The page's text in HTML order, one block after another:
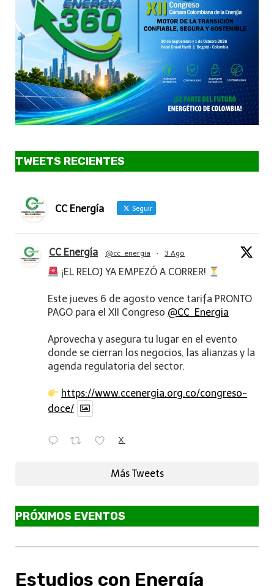
TWEETS RECIENTES
CC Energía Seguir
CC Energía @cc_energia · 3 Ago
¡EL RELOJ YA EMPEZÓ A CORRER!
Este jueves 6 de agosto vence tarifa PRONTO
PAGO para el XII Congreso @CC_Energia
Aprovecha y asegura tu lugar en el evento
donde se cierran los negocios, las alianzas y la
agenda regulatoria del sector.
https://www.ccenergia.org.co/congreso-
doce/
X
Más Tweets
PRÓXIMOS EVENTOS
Estudios con Energía